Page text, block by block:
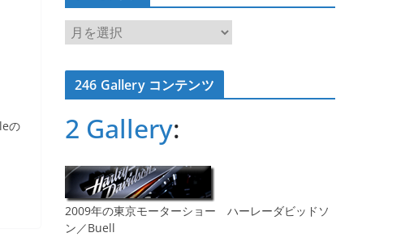
の
ア
ー
カ
イ246 Gallery コンテンツ
2 Gallery:
2009年の東京モーターショー ハーレーダビッドソ
ン／Buell